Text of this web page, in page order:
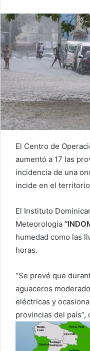
El Centro de
aumentó a 17 las
incidencia de una
incide en el
El Instituto
Meteorología
humedad como las
horas.
“Se prevé que
aguaceros
eléctricas y
provincias del país”,